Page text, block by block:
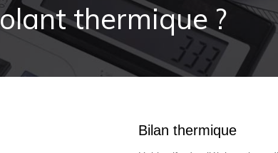
thermique ?
Bilan thermique